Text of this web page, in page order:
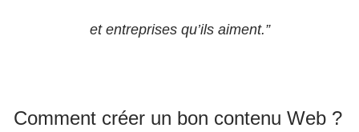
et entreprises qu’ils aiment.”
Comment créer un bon contenu Web ?